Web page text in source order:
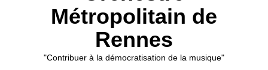
Métropolitain de
Rennes
"Contribuer à la démocratisation de la musique"